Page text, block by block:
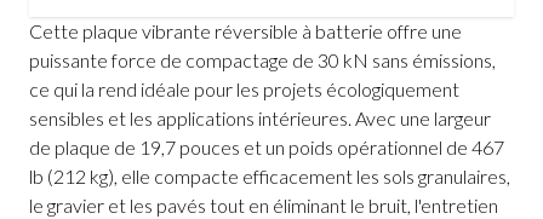
Cette plaque vibrante réversible à batterie offre une
puissante force de compactage de 30 kN sans émissions,
ce qui la rend idéale pour les projets écologiquement
sensibles et les applications intérieures. Avec une largeur
de plaque de 19,7 pouces et un poids opérationnel de 467
lb (212 kg), elle compacte efficacement les sols granulaires,
le gravier et les pavés tout en éliminant le bruit, l'entretien